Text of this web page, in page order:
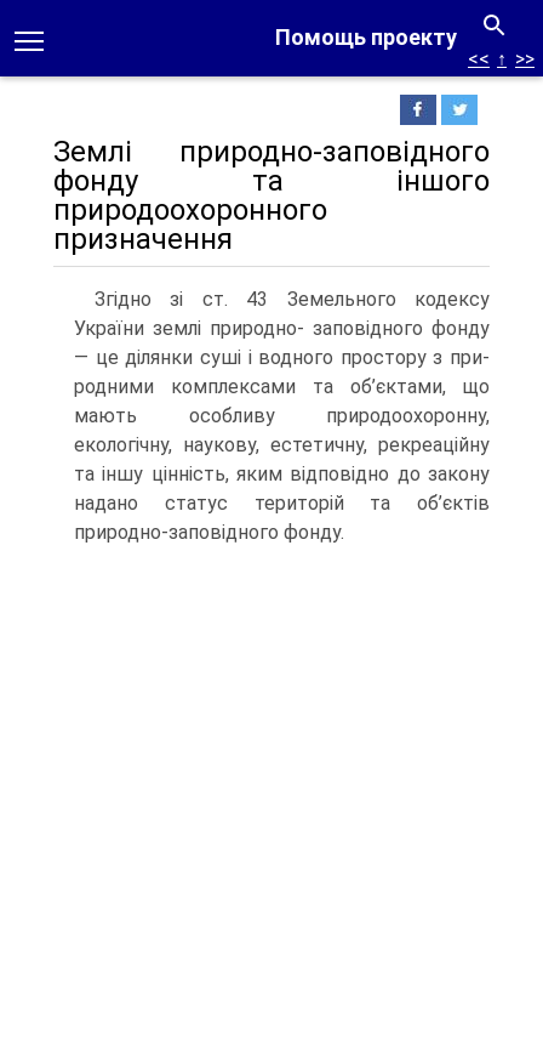
Помощь проекту
<< ↑ >>
Землі природно-заповідного
фонду та іншого
природоохоронного
призначення
Згідно зі ст. 43 Земельного кодексу
України землі природно- заповідного фонду
— це ділянки суші і водного простору з при­
родними комплексами та об’єктами, що
мають особливу приро­доохоронну,
екологічну, наукову, естетичну, рекреаційну
та ін­шу цінність, яким відповідно до закону
надано статус територій та об’єктів
природно-заповідного фонду.